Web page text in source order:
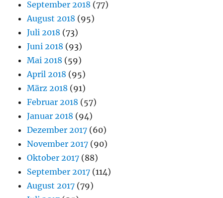
September 2018 (77)
August 2018 (95)
Juli 2018 (73)
Juni 2018 (93)
Mai 2018 (59)
April 2018 (95)
März 2018 (91)
Februar 2018 (57)
Januar 2018 (94)
Dezember 2017 (60)
November 2017 (90)
Oktober 2017 (88)
September 2017 (114)
August 2017 (79)